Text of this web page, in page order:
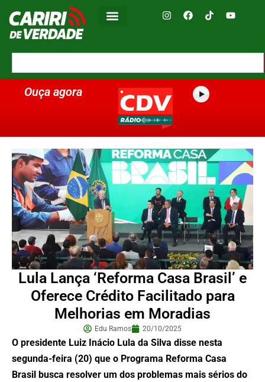
Ouça agora
Lula Lança ‘Reforma Casa Brasil’ e
Oferece Crédito Facilitado para
Melhorias em Moradias
Edu Ramos 20/10/2025
O presidente Luiz Inácio Lula da Silva disse nesta
segunda-feira (20) que o Programa Reforma Casa
Brasil busca resolver um dos problemas mais sérios do